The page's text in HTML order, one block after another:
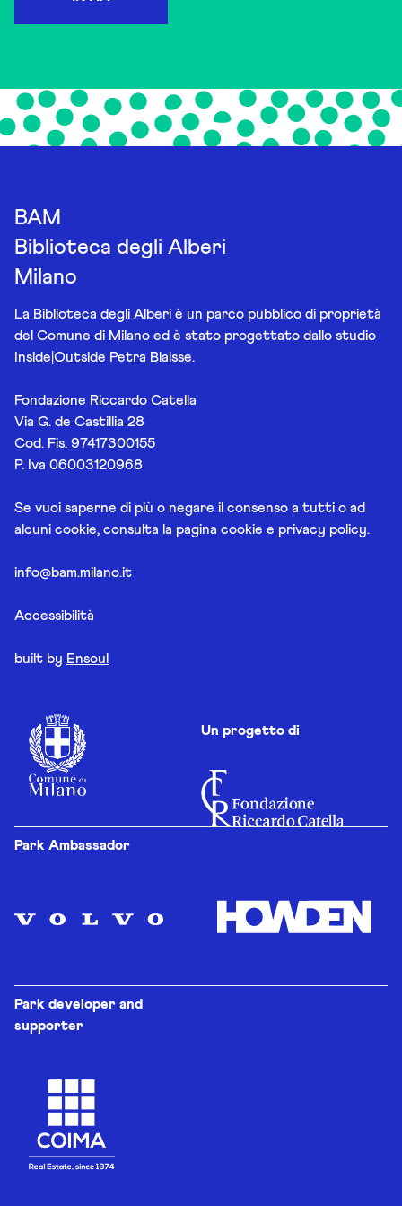
BAM
Biblioteca degli Alberi
Milano
La Biblioteca degli Alberi è un parco pubblico di proprietà
del Comune di Milano ed è stato progettato dallo studio
Inside|Outside Petra Blaisse.
Fondazione Riccardo Catella
Via G. de Castillia 28
Cod. Fis. 97417300155
P. Iva 06003120968
Se vuoi saperne di più o negare il consenso a tutti o ad
alcuni cookie, consulta la pagina cookie e privacy policy.
info@bam.milano.it
Accessibilità
built by Ensoul
Un progetto di
Park Ambassador
Park developer and
supporter